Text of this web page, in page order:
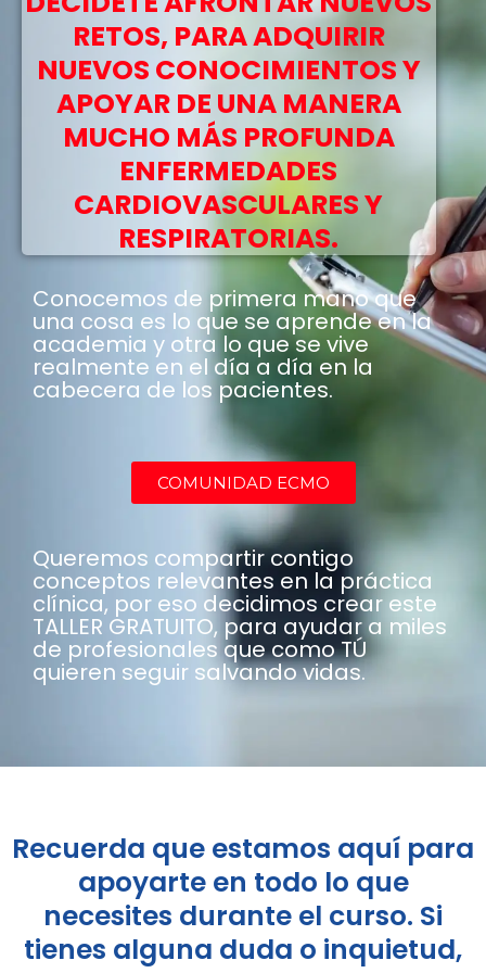
RETOS, PARA ADQUIRIR
NUEVOS CONOCIMIENTOS Y
APOYAR DE UNA MANERA
MUCHO MÁS PROFUNDA
ENFERMEDADES
CARDIOVASCULARES Y
RESPIRATORIAS.
Conocemos de primera mano que
una cosa es lo que se aprende en la
academia y otra lo que se vive
realmente en el día a día en la
cabecera de los pacientes.
COMUNIDAD ECMO
Queremos compartir contigo
conceptos relevantes en la práctica
clínica, por eso decidimos crear este
TALLER GRATUITO, para ayudar a miles
de profesionales que como TÚ
quieren seguir salvando vidas.
Recuerda que estamos aquí para
apoyarte en todo lo que
necesites durante el curso. Si
tienes alguna duda o inquietud,